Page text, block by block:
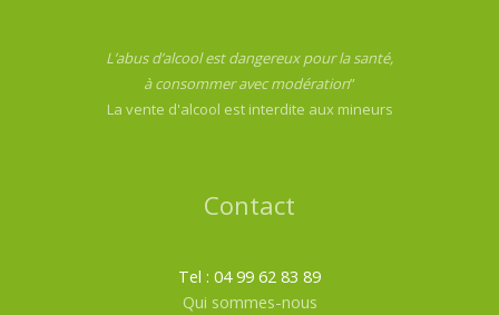
L’abus d’alcool est dangereux pour la santé,
à consommer avec modération”
La vente d'alcool est interdite aux mineurs
Contact
Tel : 04 99 62 83 89
Qui sommes-nous